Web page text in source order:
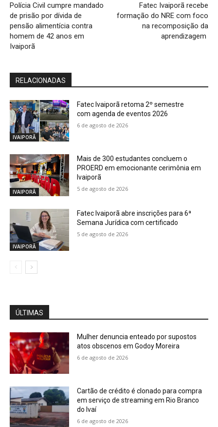
Polícia Civil cumpre mandado
de prisão por dívida de
pensão alimentícia contra
homem de 42 anos em
Ivaiporã
Fatec Ivaiporã recebe
formação do NRE com foco
na recomposição da
aprendizagem
RELACIONADAS
IVAIPORÃ
Fatec Ivaiporã retoma 2º semestre
com agenda de eventos 2026
6 de agosto de 2026
IVAIPORÃ
Mais de 300 estudantes concluem o
PROERD em emocionante cerimônia em
Ivaiporã
5 de agosto de 2026
IVAIPORÃ
Fatec Ivaiporã abre inscrições para 6ª
Semana Jurídica com certificado
5 de agosto de 2026
ÚLTIMAS
Mulher denuncia enteado por supostos
atos obscenos em Godoy Moreira
6 de agosto de 2026
Cartão de crédito é clonado para compra
em serviço de streaming em Rio Branco
do Ivaí
6 de agosto de 2026